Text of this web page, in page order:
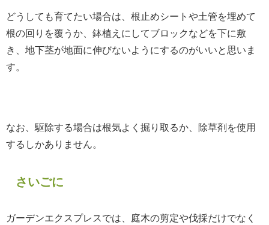
どうしても育てたい場合は、根止めシートや土管を埋めて
根の回りを覆うか、鉢植えにしてブロックなどを下に敷
き、地下茎が地面に伸びないようにするのがいいと思いま
す。
なお、駆除する場合は根気よく掘り取るか、除草剤を使用
するしかありません。
さいごに
ガーデンエクスプレスでは、庭木の剪定や伐採だけでなく